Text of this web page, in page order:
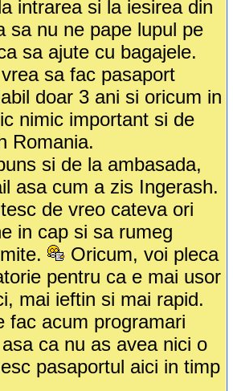
intrarea si la iesirea din
sa nu ne pape lupul pe
sa ajute cu bagajele.
sa fac pasaport
doar 3 ani si oricum in
nimic important si de
Romania.
si de la ambasada,
asa cum a zis Ingerash.
de vreo cateva ori
in cap si sa rumeg
Oricum, voi pleca
pentru ca e mai usor
mai ieftin si mai rapid.
fac acum programari
ca nu as avea nici o
pasaportul aici in timp